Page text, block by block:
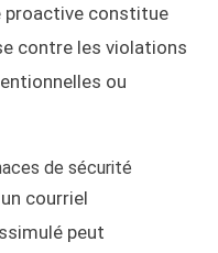
proactive constitue
contre les violations
ou
de sécurité
courriel
peut